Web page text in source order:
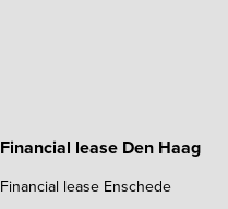
Financial lease Den Haag
Financial lease Enschede